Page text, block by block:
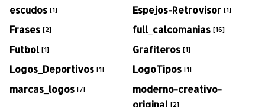
escudos [1] Espejos-Retrovisor [1]
Frases [2] full_calcomanias [16]
Futbol [1] Grafiteros [1]
Logos_Deportivos [1] LogoTipos [1]
marcas_logos [7]
moderno-creativo-
original [2]